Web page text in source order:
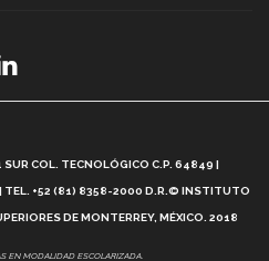
Educativo Tec? (video)
e Inteligencia Artificial, Paola
COL. TECNOLÓGICO C.P. 64849 |
| TEL. +52 (81) 8358-2000 D.R.© INSTITUTO
DE MONTERREY, MÉXICO. 2018
EN MODALIDAD ESCOLARIZADA.